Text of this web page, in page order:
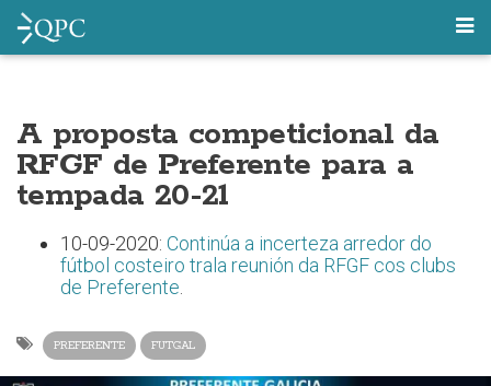
A proposta competicional da
RFGF de Preferente para a
tempada 20-21
10-09-2020: Continúa a incerteza arredor do
fútbol costeiro trala reunión da RFGF cos clubs
de Preferente
PREFERENTE FUTGAL